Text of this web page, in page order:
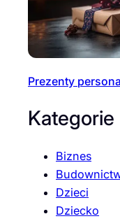
Prezenty
Kategorie
Biznes
Dzieci
Dziecko